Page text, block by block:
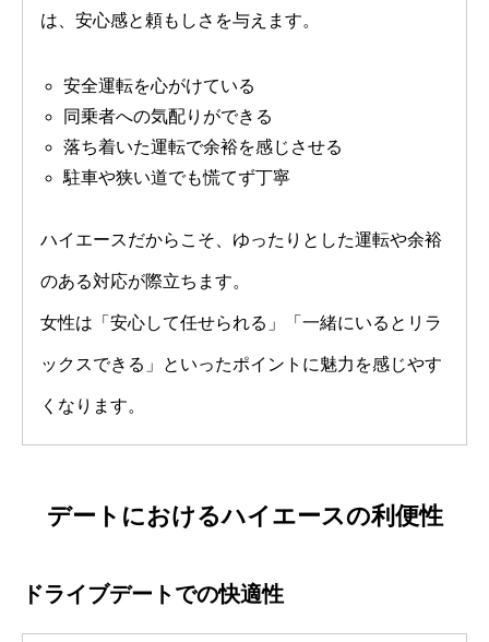
は、安心感と頼もしさを与えます。
安全運転を心がけている
同乗者への気配りができる
落ち着いた運転で余裕を感じさせる
駐車や狭い道でも慌てず丁寧
ハイエースだからこそ、ゆったりとした運転や余裕
のある対応が際立ちます。
女性は「安心して任せられる」「一緒にいるとリラ
ックスできる」といったポイントに魅力を感じやす
くなります。
デートにおけるハイエースの利便性
ドライブデートでの快適性